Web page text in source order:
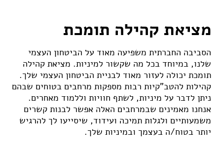
מציאת קהילה תומכת
הסביבה החברתית משפיעה מאוד על הביטחון העצמי
שלנו, במיוחד בכל מה שקשור למיניות. מציאת קהילה
תומכת יכולה לעזור מאוד לבניית הביטחון העצמי שלך.
קהילות להטב"קיות רבות מספקות מרחבים בטוחים שבהם
ניתן לדבר על מיניות, לשתף חוויות וללמוד מאחרים.
אנחנו מאמינים שבמרחבים האלה אפשר לבנות קשרים
משמעותיים ולגלות תמיכה ועידוד, שיסייעו לך להרגיש
יותר בטוח/ה בעצמך ובמיניות שלך.